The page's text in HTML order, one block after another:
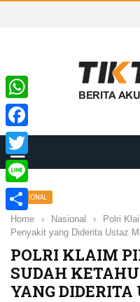
NASIONAL
Home › Nasional ›
Polri
Penyakit yang Diderita Ustaz
POLRI KLAIM
SUDAH
YANG
WhatsApp
Facebook
Twitter
Line
Share